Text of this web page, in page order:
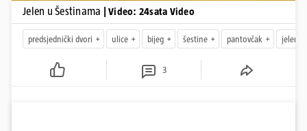
Jelen u Šestinama | Video: 24sata Video
predsjednički dvori ulice bijeg šestine pantovčak jelen
3